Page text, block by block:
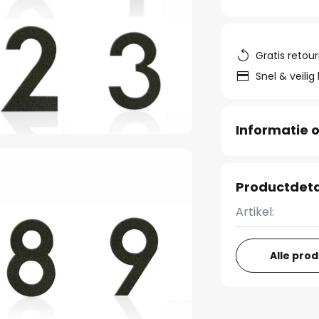
Gratis
Snel &
Informatie
Artikel:
Alle